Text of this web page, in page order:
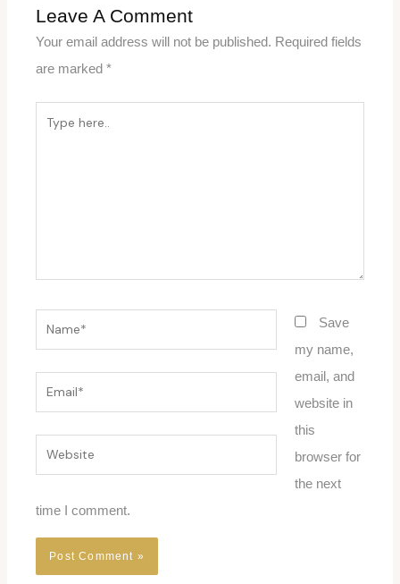
Leave A Comment
Your email address will not be published. Required fields
are marked*
Name*
Email*
Website
Save
my name,
email, and
website in
this
browser for
the next
time I comment.